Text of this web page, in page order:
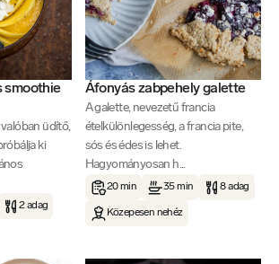
smoothie
üdítő,
ki
2 adag
Áfonyás zabpehely galette
A galette, nevezetű francia
ételkülönlegesség, a francia pite,
sós és édes is lehet.
Hagyományosan h...
20 min 35 min 8 adag
Közepesen nehéz